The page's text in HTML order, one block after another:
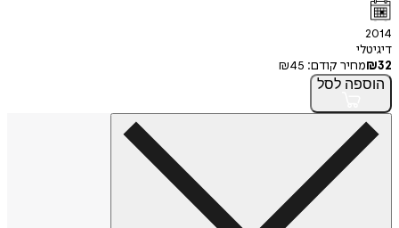
2014
דיגיטלי
₪32 מחיר קודם: ₪45
הוספה לסל